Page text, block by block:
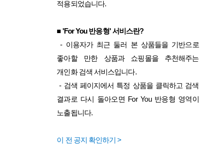
적용되었습니다.
■ 'For You 반응형' 서비스란?
- 이용자가 최근 둘러 본 상품들을 기반으로
좋아할 만한 상품과 쇼핑몰을 추천해주는
개인화 검색 서비스입니다.
- 검색 페이지에서 특정 상품을 클릭하고 검색
결과로 다시 돌아오면
For You 반응형 영역이
노출됩니다.
이 전 공지 확인하기 >